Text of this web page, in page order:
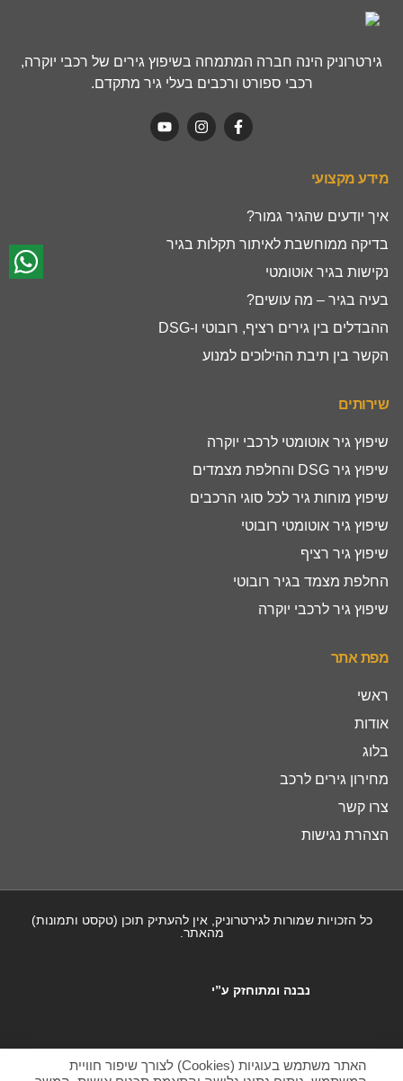
גירטרוניק הינה חברה המתמחה בשיפוץ גירים של רכבי יוקרה,
רכבי ספורט ורכבים בעלי גיר מתקדם.
מידע מקצועי
איך יודעים שהגיר גמור?
בדיקה ממוחשבת לאיתור תקלות בגיר
נקישות בגיר אוטומטי
בעיה בגיר – מה עושים?
ההבדלים בין גירים רציף, רובוטי ו-DSG
הקשר בין תיבת ההילוכים למנוע
שירותים
שיפוץ גיר אוטומטי לרכבי יוקרה
שיפוץ גיר DSG והחלפת מצמדים
שיפוץ מוחות גיר לכל סוגי הרכבים
שיפוץ גיר אוטומטי רובוטי
שיפוץ גיר רציף
החלפת מצמד בגיר רובוטי
שיפוץ גיר לרכבי יוקרה
מפת אתר
ראשי
אודות
בלוג
מחירון גירים לרכב
צרו קשר
הצהרת נגישות
כל הזכויות שמורות לגירטרוניק, אין להעתיק תוכן (טקסט ותמונות)
מהאתר.
נבנה ומתוחזק ע”י
האתר משתמש בעוגיות (Cookies) לצורך שיפור חוויית